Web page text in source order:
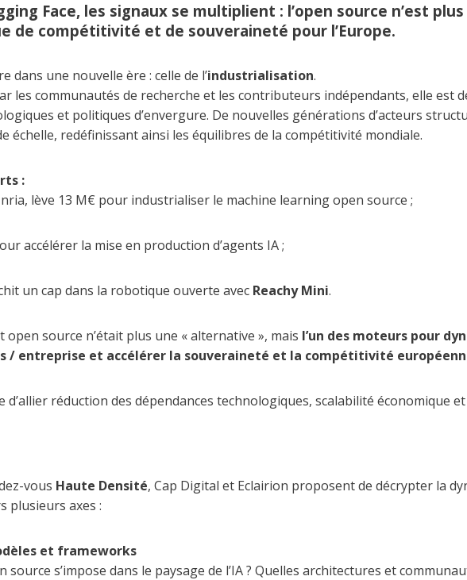
Face, les signaux se multiplient : l’open source n’est
de compétitivité et de souveraineté pour l’Europe.
dans une nouvelle ère : celle de l’industrialisation.
les communautés de recherche et les contributeurs indépendants, elle est
et politiques d’envergure. De nouvelles générations d’acteurs
échelle, redéfinissant ainsi les équilibres de la compétitivité mondiale.
:
lève 13 M€ pour industrialiser le machine learning open source ;
accélérer la mise en production d’agents IA ;
un cap dans la robotique ouverte avec Reachy Mini.
open source n’était plus une « alternative », mais l’un des moteurs pour
/ entreprise et accélérer la souveraineté et la compétitivité
d’allier réduction des dépendances technologiques, scalabilité économique
vous Haute Densité, Cap Digital et Eclairion proposent de décrypter la
plusieurs axes :
et frameworks
source s’impose dans le paysage de l’IA ? Quelles architectures et